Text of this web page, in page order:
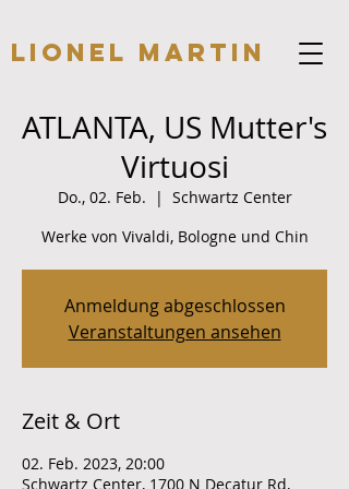
Lionel Martin
ATLANTA, US Mutter's
Virtuosi
Do., 02. Feb.
  |
Schwartz Center
Werke von Vivaldi, Bologne und Chin
Anmeldung abgeschlossen
Veranstaltungen ansehen
Zeit & Ort
02. Feb. 2023, 20:00
Schwartz Center, 1700 N Decatur Rd,